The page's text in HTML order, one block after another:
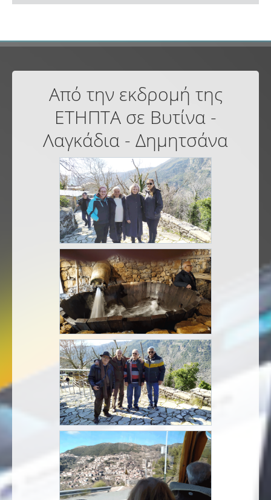
Από την εκδρομή της
ΕΤΗΠΤΑ σε Βυτίνα -
Λαγκάδια - Δημητσάνα